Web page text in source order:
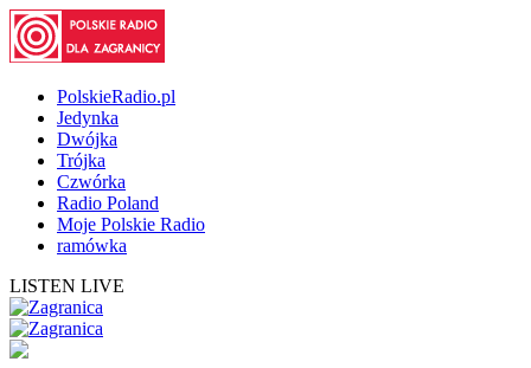
PolskieRadio.pl
Jedynka
Dwójka
Trójka
Czwórka
Radio Poland
Moje Polskie Radio
ramówka
LISTEN LIVE